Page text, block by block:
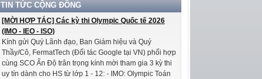
TIN TỨC CỘNG ĐỒNG
[MỜI HỢP TÁC] Các kỳ thi Olympic Quốc tế 2026
(IMO - IEO - ISO)
Kính gửi Quý Lãnh đạo, Ban Giám hiệu và Quý
Thầy/Cô, FermatTech (Đối tác Google tại VN) phối hợp
cùng SCO Ấn Độ trân trọng kính mời tham gia 3 kỳ thi
uy tín dành cho HS từ lớp 1 - 12: - IMO: Olympic Toán